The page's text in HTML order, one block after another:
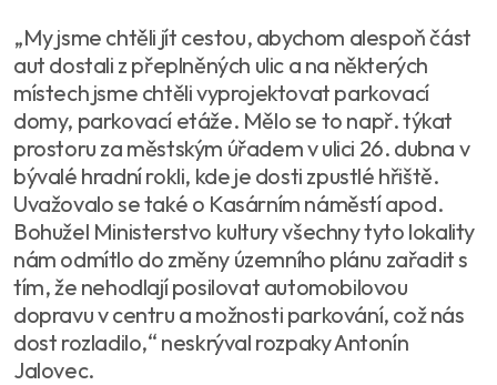
„My jsme chtěli jít cestou, abychom alespoň část
aut dostali z přeplněných ulic a na některých
místech jsme chtěli vyprojektovat parkovací
domy, parkovací etáže. Mělo se to např. týkat
prostoru za městským úřadem v ulici 26. dubna v
bývalé hradní rokli, kde je dosti zpustlé hřiště.
Uvažovalo se také o Kasárním náměstí apod.
Bohužel Ministerstvo kultury všechny tyto lokality
nám odmítlo do změny územního plánu zařadit s
tím, že nehodlají posilovat automobilovou
dopravu v centru a možnosti parkování, což nás
dost rozladilo,“ neskrýval rozpaky Antonín
Jalovec.